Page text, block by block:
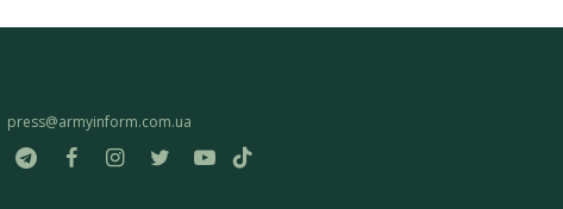
press@armyinform.com.ua